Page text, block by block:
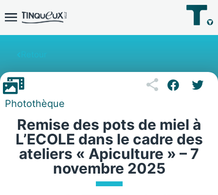
Photothèque
Remise des pots de miel à
L’ECOLE dans le cadre des
ateliers « Apiculture » – 7
novembre 2025